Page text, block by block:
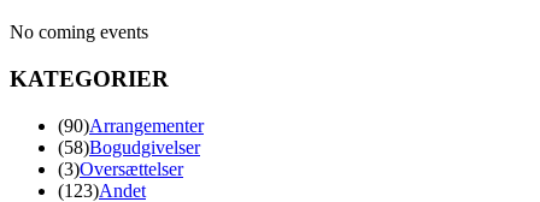
No coming events
KATEGORIER
(90)Arrangementer
(58)Bogudgivelser
(3)Oversættelser
(123)Andet